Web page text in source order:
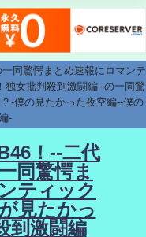
同驚愕まとめ速報にロマンテ
独女批判殺到激闘編--の一同驚
-僕の見たかった夜空編--僕の
-
！--二代
同驚愕ま
ティック
見たかっ
到激闘編